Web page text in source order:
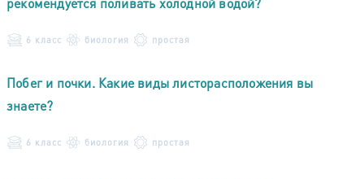
6 класс биология простая
Побег и почки. Какие виды листорасположения вы
знаете?
6 класс биология простая